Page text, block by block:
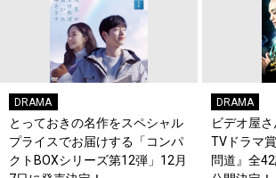
DRAMA
とっておきの名作をスペシャル
プライスでお届けする「コンパ
クトBOXシリーズ第12弾」12月
DRAMA
ビデオ屋
TVドラマ
問道』全